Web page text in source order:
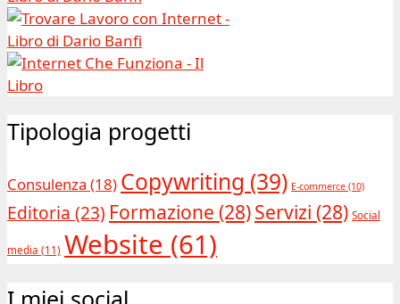
Tipologia progetti
Consulenza (18) Copywriting (39) E-commerce (10)
Editoria (23) Formazione (28)Servizi (28) Social
media (11) Website (61)